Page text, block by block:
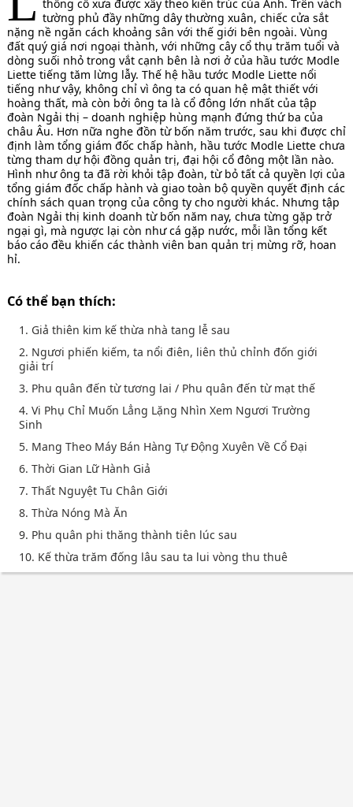
thống cổ xưa được xây theo kiến trúc của Anh. Trên vách
tường phủ đầy những dây thường xuân, chiếc cửa sắt
nặng nề ngăn cách khoảng sân với thế giới bên ngoài. Vùng
đất quý giá nơi ngoại thành, với những cây cổ thụ trăm tuổi và
dòng suối nhỏ trong vắt cạnh bên là nơi ở của hầu tước Modle
Liette tiếng tăm lừng lẫy. Thế hệ hầu tước Modle Liette nổi
tiếng như vậy, không chỉ vì ông ta có quan hệ mật thiết với
hoàng thất, mà còn bởi ông ta là cổ đông lớn nhất của tập
đoàn Ngải thị – doanh nghiệp hùng mạnh đứng thứ ba của
châu Âu. Hơn nữa nghe đồn từ bốn năm trước, sau khi được chỉ
định làm tổng giám đốc chấp hành, hầu tước Modle Liette chưa
từng tham dự hội đồng quản trị, đại hội cổ đông một lần nào.
Hình như ông ta đã rời khỏi tập đoàn, từ bỏ tất cả quyền lợi của
tổng giám đốc chấp hành và giao toàn bộ quyền quyết định các
chính sách quan trọng của công ty cho người khác. Nhưng tập
đoàn Ngải thị kinh doanh từ bốn năm nay, chưa từng gặp trở
ngại gì, mà ngược lại còn như cá gặp nước, mỗi lần tổng kết
báo cáo đều khiến các thành viên ban quản trị mừng rỡ, hoan
hỉ.
Có thể bạn thích:
1. Giả thiên kim kế thừa nhà tang lễ sau
2. Ngươi phiến kiếm, ta nổi điên, liên thủ chỉnh đốn giới
giải trí
3. Phu quân đến từ tương lai / Phu quân đến từ mạt thế
4. Vi Phụ Chỉ Muốn Lẳng Lặng Nhìn Xem Ngươi Trường
Sinh
5. Mang Theo Máy Bán Hàng Tự Động Xuyên Về Cổ Đại
6. Thời Gian Lữ Hành Giả
7. Thất Nguyệt Tu Chân Giới
8. Thừa Nóng Mà Ăn
9. Phu quân phi thăng thành tiên lúc sau
10. Kế thừa trăm đống lâu sau ta lui vòng thu thuê